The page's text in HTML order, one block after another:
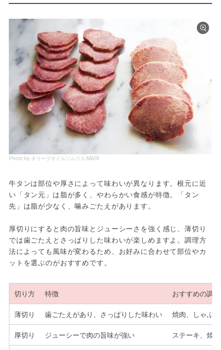
Photo by オリーブオイルソムリエ/MARI
牛タンは部位や厚さによって味わいが異なります。根元に近
い「タン元」は脂が多く、やわらかい食感が特徴。「タン
先」は脂が少なく、噛みごたえがあります。
厚切りにすると肉の旨味とジューシーさを強く感じ、薄切り
では歯ごたえとさっぱりした味わいが楽しめますよ。調理方
法によっても風味が変わるため、お好みに合わせて部位やカ
ットを選ぶのがおすすめです。
切り方 特徴 おすすめの調
薄切り 歯ごたえがあり、さっぱりした味わい 焼肉、しゃぶ
厚切り ジューシーで肉の旨味が強い ステーキ、焼肉